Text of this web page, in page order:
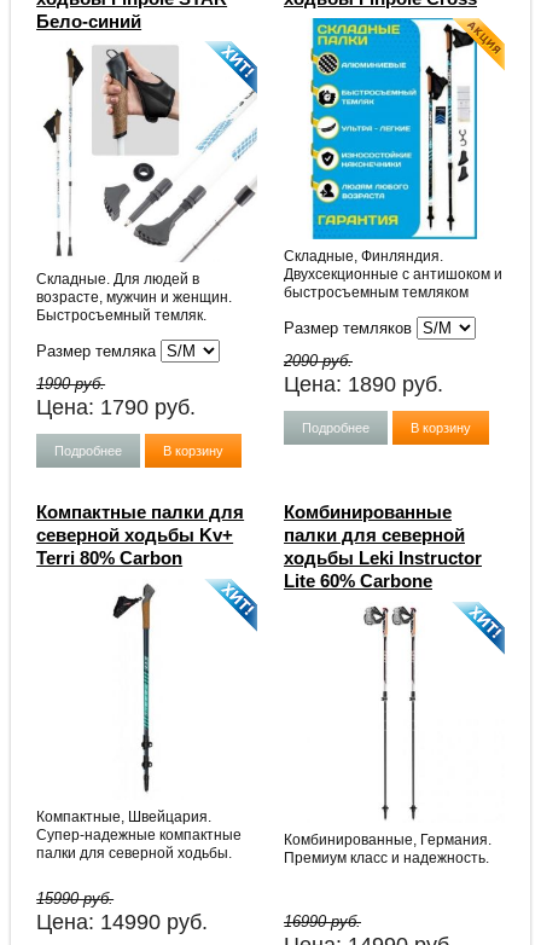
Бело-cиний
Складные. Для людей в
возрасте, мужчин и женщин.
Быстросъемный темляк.
Размер темляка
1990 руб.
Цена: 1790 руб.
Подробнее В корзину
Складные, Финляндия.
Двухсекционные с антишоком и
быстросъемным темляком
Размер темляков
2090 руб.
Цена: 1890 руб.
Подробнее В корзину
Компактные палки для
северной ходьбы Kv+
Terri 80% Carbon
Компактные, Швейцария.
Супер-надежные компактные
палки для северной ходьбы.
15990 руб.
Цена: 14990 руб.
Комбинированные
палки для северной
ходьбы Leki Instructor
Lite 60% Carbone
Комбинированные, Германия.
Премиум класс и надежность.
16990 руб.